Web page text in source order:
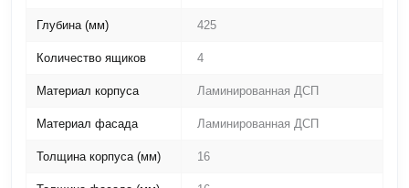
Глубина (мм) 425
Количество ящиков 4
Материал корпуса Ламинированная ДСП
Материал фасада Ламинированная ДСП
Толщина корпуса (мм) 16